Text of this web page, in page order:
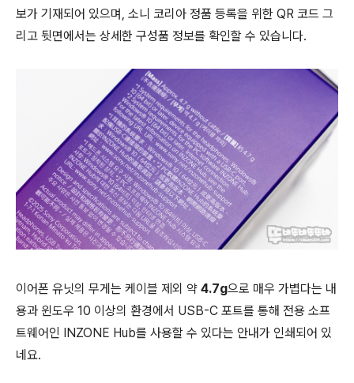
보가 기재되어 있으며, 소니 코리아 정품 등록을 위한 QR 코드 그
리고 뒷면에서는 상세한 구성품 정보를 확인할 수 있습니다.
이어폰 유닛의 무게는 케이블 제외 약 4.7g으로 매우 가볍다는 내
용과 윈도우 10 이상의 환경에서 USB-C 포트를 통해 전용 소프
트웨어인 INZONE Hub를 사용할 수 있다는 안내가 인쇄되어 있
네요.